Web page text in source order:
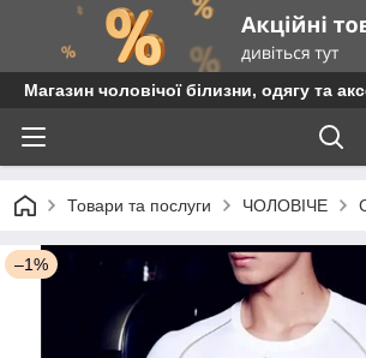
Магазин чоловічої білизни, одягу та
Товари та послуги ЧОЛОВІЧЕ
–1%